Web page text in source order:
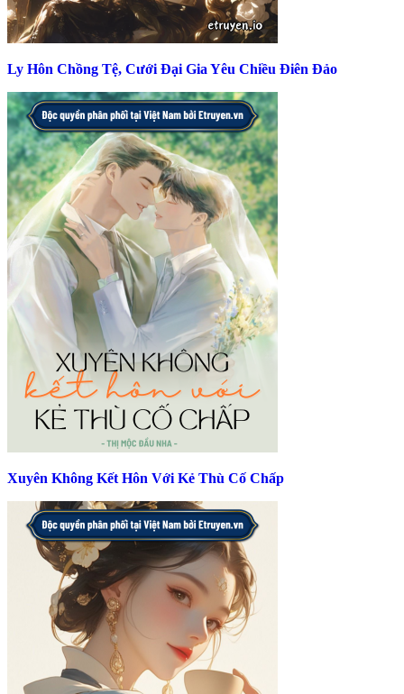
Ly Hôn Chồng Tệ, Cưới Đại Gia Yêu Chiều Điên Đảo
Xuyên Không Kết Hôn Với Kẻ Thù Cố Chấp